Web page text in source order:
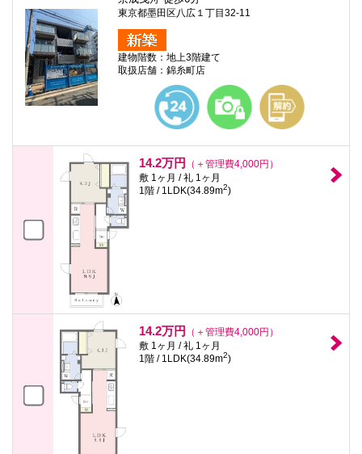
東京都墨田区八広１丁目32-11
建物階数：地上3階建て
取扱店舗：錦糸町店
14.2万円
（＋管理費4,000円）
敷 1ヶ月 / 礼 1ヶ月
1階 / 1LDK(34.89m2)
14.2万円
（＋管理費4,000円）
敷 1ヶ月 / 礼 1ヶ月
1階 / 1LDK(34.89m2)